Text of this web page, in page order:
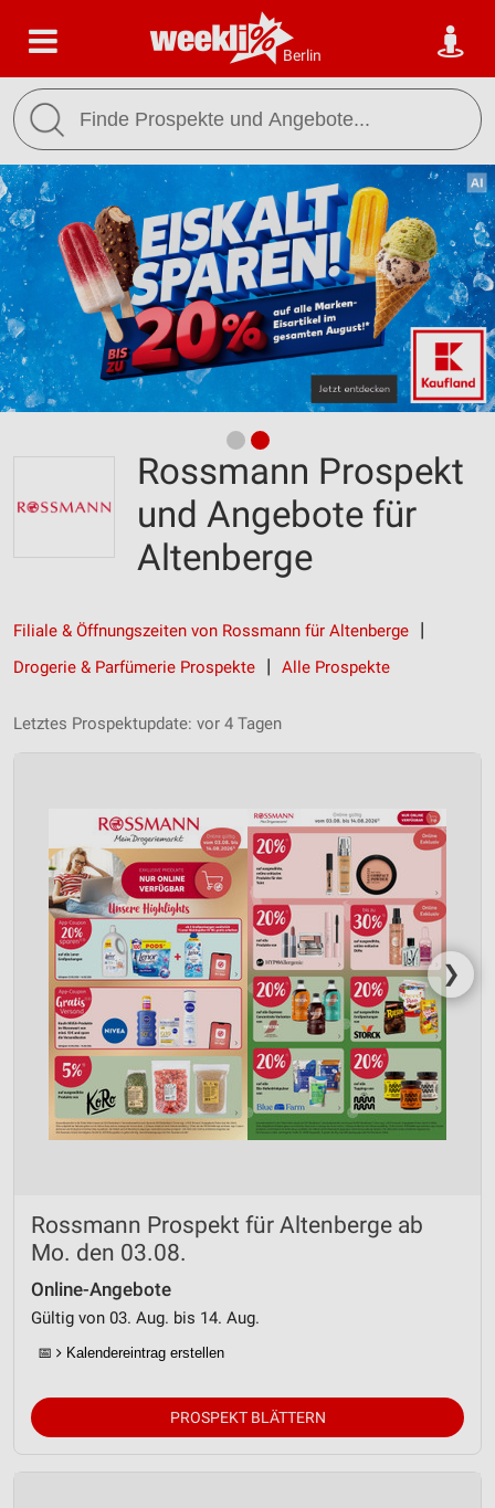
Berlin
Rossmann Prospekt
und Angebote für
Altenberge
Filiale & Öffnungszeiten von Rossmann für Altenberge
Drogerie & Parfümerie Prospekte
Alle Prospekte
Letztes Prospektupdate: vor 4 Tagen
❯
Rossmann Prospekt für Altenberge ab
Mo. den 03.08.
Online-Angebote
Gültig von 03. Aug. bis 14. Aug.
📅 Kalendereintrag erstellen
PROSPEKT BLÄTTERN